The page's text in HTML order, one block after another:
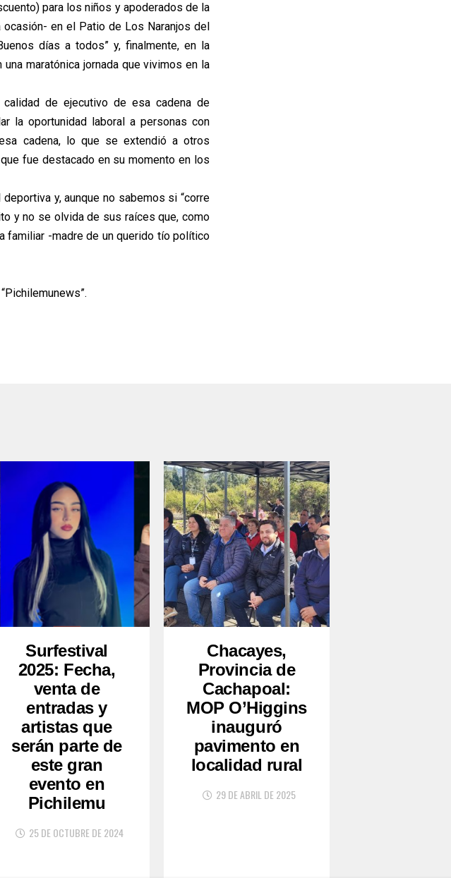
para los niños y apoderados de la
ocasión- en el Patio de Los Naranjos del
días a todos” y, finalmente, en la
maratónica jornada que vivimos en la
de ejecutivo de esa cadena de
la oportunidad laboral a personas con
cadena, lo que se extendió a otros
fue destacado en su momento en los
y, aunque no sabemos si “corre
y no se olvida de sus raíces que, como
familiar -madre de un querido tío político
Surfestival
2025: Fecha,
venta de
entradas y
artistas que
serán parte de
este gran
evento en
Pichilemu
25 DE OCTUBRE DE 2024
Chacayes,
Provincia de
Cachapoal:
MOP O’Higgins
inauguró
pavimento en
localidad rural
29 DE ABRIL DE 2025